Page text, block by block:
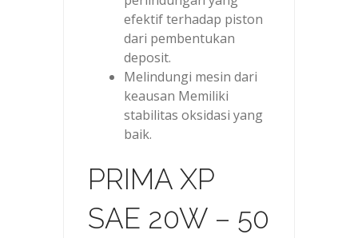
efektif terhadap piston
dari pembentukan
deposit.
Melindungi mesin dari
keausan Memiliki
stabilitas oksidasi yang
baik.
PRIMA XP
SAE 20W – 50